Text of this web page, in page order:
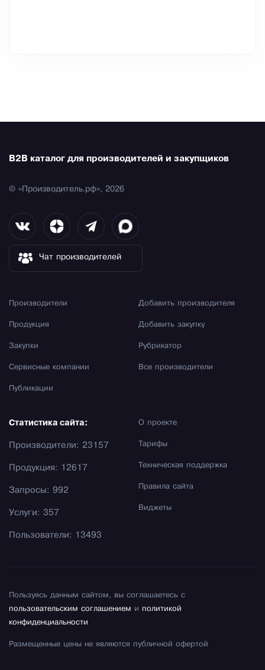
B2B каталог для производителей и закупщиков
© «Производитель.рф», 2026
Чат производителей
Производители
Продукция
Закупки
Сервисные компании
Публикации
Добавить производителя
Добавить закупку
Рубрикатор
Все производители
О проекте
Тарифы
Техническая поддержка
Правила сайта
Виджеты
Статистика сайта:
Производители: 23157
Продукция: 12617
Запросы: 992
Услуги: 357
Пользователи: 13493
Пользуясь данным сайтом, вы соглашаетесь с
пользовательским соглашением и политикой
конфиденциальности
Размещенные цены не являются публичной офертой